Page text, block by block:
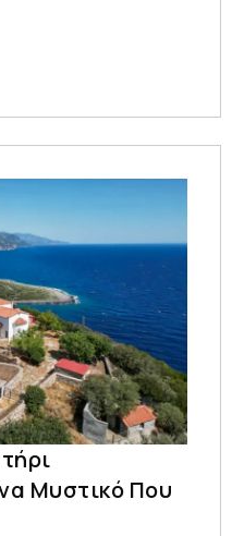
Μυστικό Που